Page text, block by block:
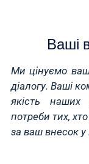
Ваші
Ми цінуємо
діалогу. Ваші
якість наших
потреби тих,
за ваш внесок у